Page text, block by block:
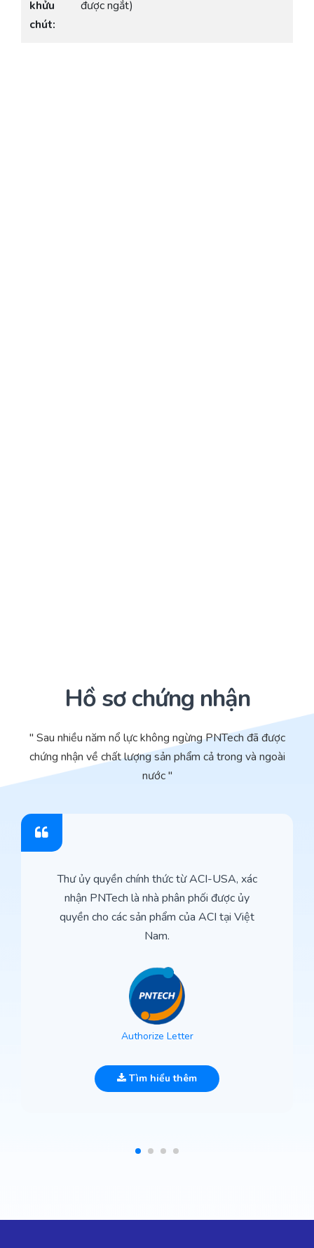
khửu
chút:
được ngắt)
Hồ sơ chứng nhận
" Sau nhiều năm nổ lực không ngừng PNTech đã được
chứng nhận về chất lượng sản phẩm cả trong và ngoài
nước "
Thư ủy quyền chính thức từ ACI-USA, xác
nhận PNTech là nhà phân phối được ủy
quyền cho các sản phẩm của ACI tại Việt
Nam.
Authorize Letter
Tìm hiểu thêm